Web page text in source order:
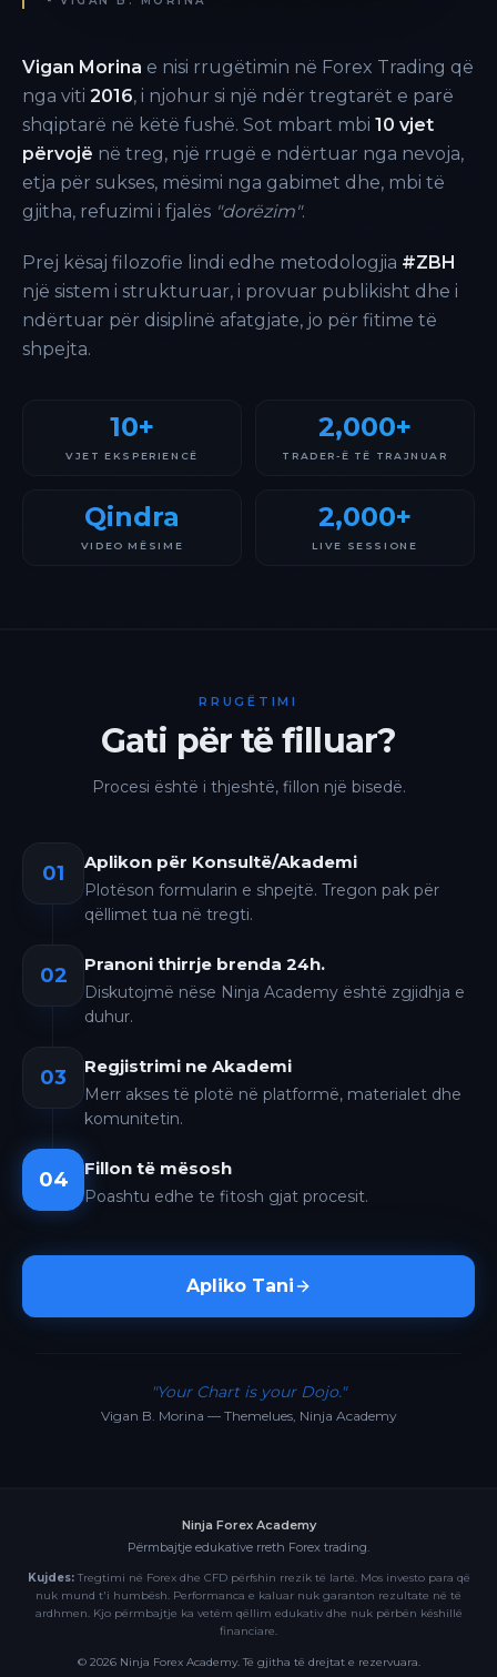
Vigan Morina e nisi rrugëtimin në Forex Trading që
nga viti 2016, i njohur si një ndër tregtarët e parë
shqiptarë në këtë fushë. Sot mbart mbi 10 vjet
përvojë në treg, një rrugë e ndërtuar nga nevoja,
etja për sukses, mësimi nga gabimet dhe, mbi të
gjitha, refuzimi i fjalës "dorëzim".
Prej kësaj filozofie lindi edhe metodologjia #ZBH
një sistem i strukturuar, i provuar publikisht dhe i
ndërtuar për disiplinë afatgjate, jo për fitime të
shpejta.
10+
VJET EKSPERIENCË
2,000+
TRADER-Ë TË TRAJNUAR
Qindra
VIDEO MËSIME
2,000+
LIVE SESSIONE
RRUGËTIMI
Gati për të filluar?
Procesi është i thjeshtë, fillon një bisedë.
01 Aplikon për Konsultë/Akademi
Plotëson formularin e shpejtë. Tregon pak për
qëllimet tua në tregti.
02 Pranoni thirrje brenda 24h.
Diskutojmë nëse Ninja Academy është zgjidhja e
duhur.
03 Regjistrimi ne Akademi
Merr akses të plotë në platformë, materialet dhe
komunitetin.
04 Fillon të mësosh
Poashtu edhe te fitosh gjat procesit.
Apliko Tani
"Your Chart is your Dojo."
Vigan B. Morina — Themelues, Ninja Academy
Ninja Forex Academy
Përmbajtje edukative rreth Forex trading.
Kujdes:Tregtimi në Forex dhe CFD përfshin rrezik të lartë. Mos investo para që
nuk mund t'i humbësh. Performanca e kaluar nuk garanton rezultate në të
ardhmen. Kjo përmbajtje ka vetëm qëllim edukativ dhe nuk përbën këshillë
financiare.
© 2026Ninja Forex Academy. Të gjitha të drejtat e rezervuara.